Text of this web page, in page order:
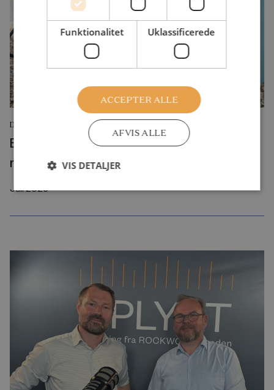
DEBATINDLÆG
Byggelegepladser rammer en svaghed i
moderne børneliv
Juli 2026
Funktionalitet Uklassificerede
ACCEPTER ALLE
AFVIS ALLE
VIS DETALJER